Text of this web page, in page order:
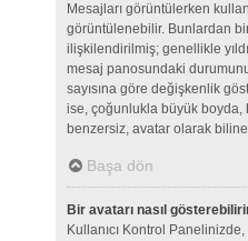
Mesajları görüntülerken
görüntülenebilir. Bunlardan
ilişkilendirilmiş; genellikle
mesaj panosundaki
sayısına göre değişkenlik
ise, çoğunlukla büyük boyda,
benzersiz, avatar olarak
Başa dön
Bir avatarı nasıl
Kullanıcı Kontrol